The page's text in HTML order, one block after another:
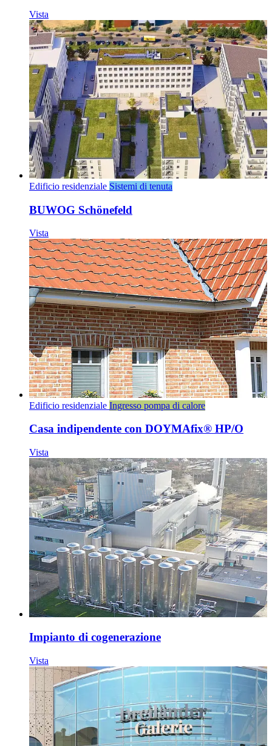
Vista
Edificio residenziale Sistemi di tenuta
BUWOG Schönefeld
Vista
Edificio residenziale Ingresso pompa di calore
Casa indipendente con DOYMAfix® HP/O
Vista
Impianto di cogenerazione
Vista